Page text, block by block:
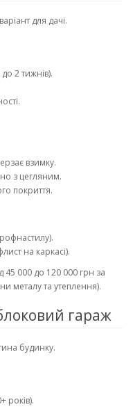
для дачі.
2 тижнів).
взимку.
з цегляним.
покриття.
на каркасі).
45 000 до 120 000 грн за
металу та утеплення).
гараж
будинку.
років).